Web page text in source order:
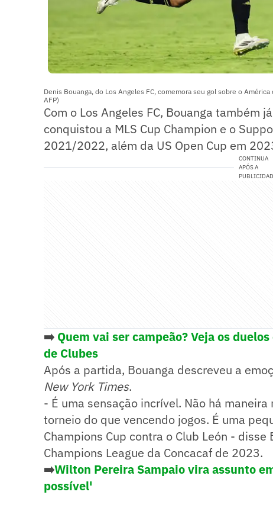
Denis Bouanga, do Los Angeles FC, comemora seu gol sobre o
AFP)
Com o Los Angeles FC, Bouanga também
conquistou a MLS Cup Champion e o
2021/2022, além da US Open Cup em
CONTINUA
APÓS A
➡️ Quem vai ser campeão? Veja os
de Clubes
Após a partida, Bouanga descreveu a
New York Times.
- É uma sensação incrível. Não há
torneio do que vencendo jogos. É uma
Champions Cup contra o Club León -
Champions League da Concacaf de 2023.
➡️Wilton Pereira Sampaio vira assunto
possível'